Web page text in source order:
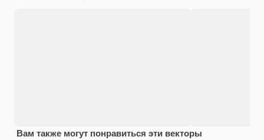
Вам также могут понравиться эти векторы